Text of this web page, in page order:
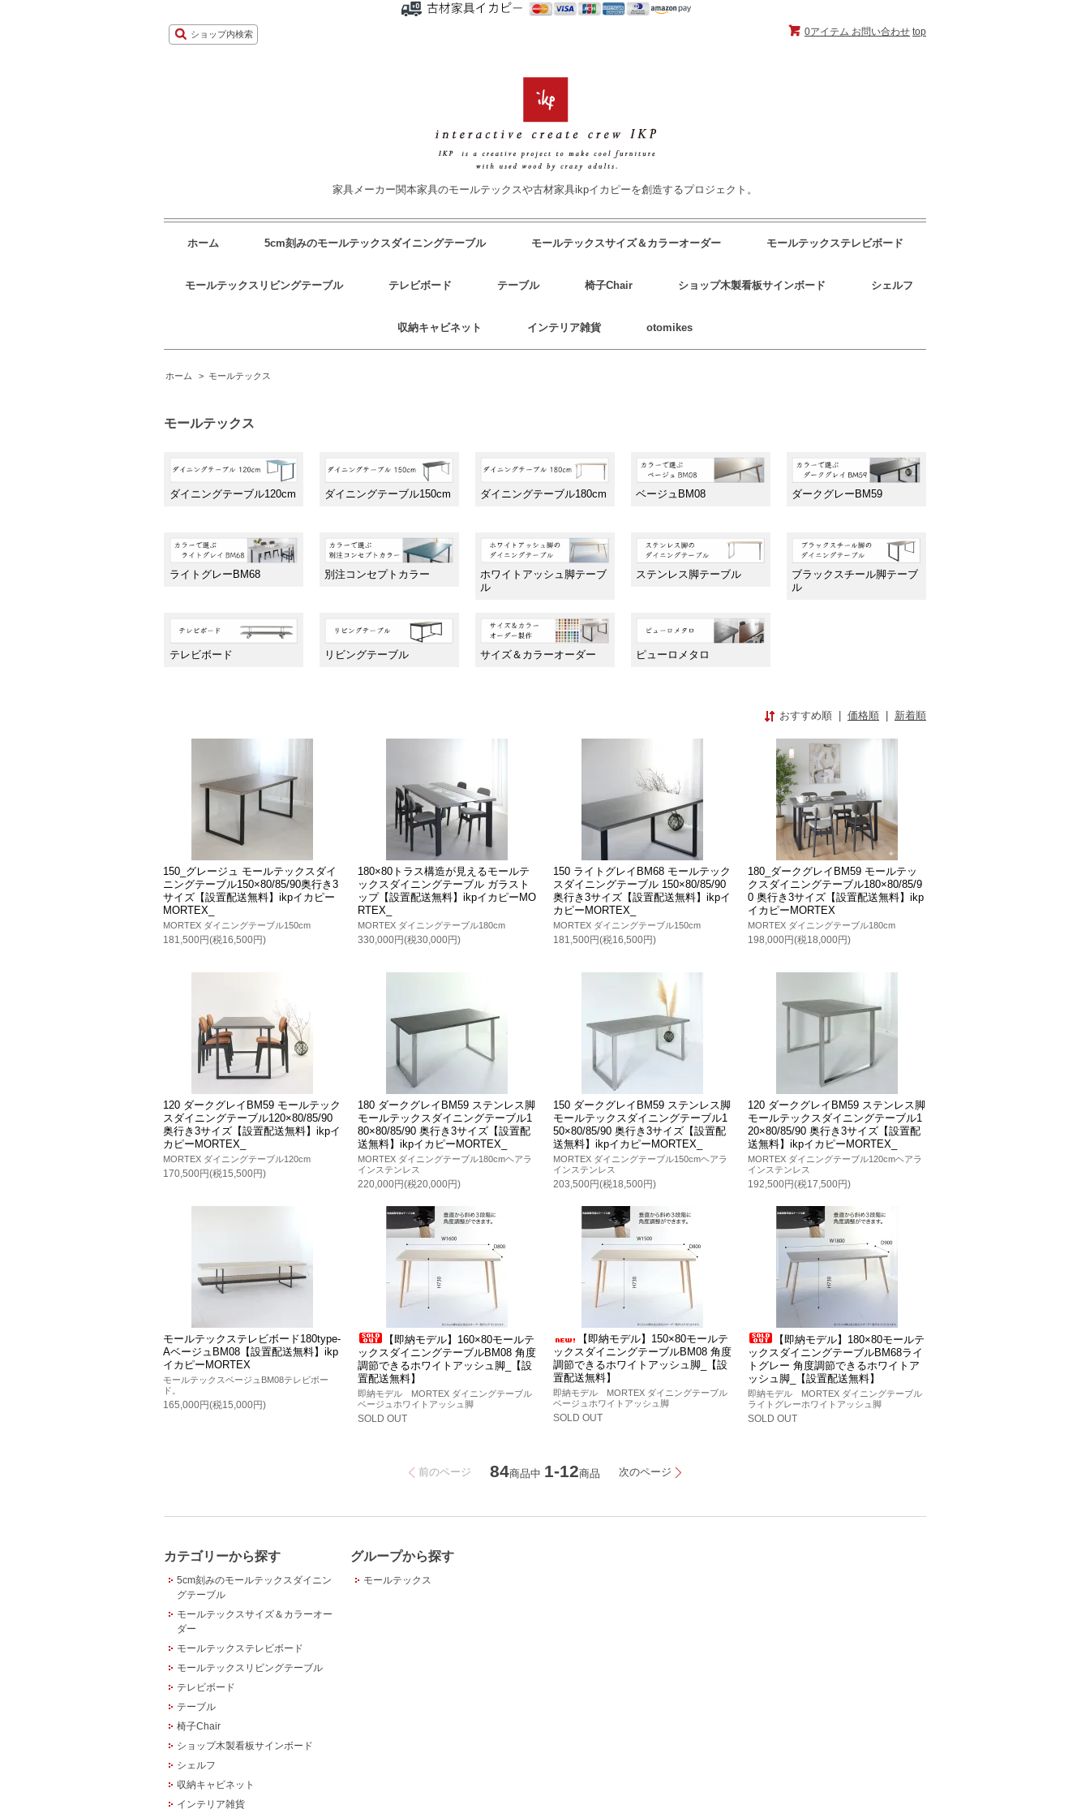
0アイテム お問い合わせ top
ショップ内検索
家具メーカー関本家具のモールテックスや古材家具ikpイカピーを創造するプロジェクト。
ホーム 5cm刻みのモールテックスダイニングテーブル モールテックスサイズ＆カラーオーダー モールテックステレビボード
モールテックスリビングテーブル テレビボード テーブル 椅子Chair ショップ木製看板サインボード シェルフ
収納キャビネット インテリア雑貨 otomikes
ホーム > モールテックス
モールテックス
ダイニングテーブル120cm ダイニングテーブル150cm ダイニングテーブル180cm ベージュBM08 ダークグレーBM59
ライトグレーBM68 別注コンセプトカラー
ホワイトアッシュ脚テーブ
ル
ステンレス脚テーブル
ブラックスチール脚テーブ
ル
テレビボード リビングテーブル サイズ＆カラーオーダー ピューロメタロ
おすすめ順 | 価格順 | 新着順
150_グレージュ モールテックスダイ
ニングテーブル150×80/85/90奥行き3
サイズ【設置配送無料】ikpイカピー
MORTEX_
MORTEX ダイニングテーブル150cm
181,500円(税16,500円)
180×80トラス構造が見えるモールテ
ックスダイニングテーブル ガラスト
ップ【設置配送無料】ikpイカピーMO
RTEX_
MORTEX ダイニングテーブル180cm
330,000円(税30,000円)
150 ライトグレイBM68 モールテック
スダイニングテーブル 150×80/85/90
奥行き3サイズ【設置配送無料】ikpイ
カピーMORTEX_
MORTEX ダイニングテーブル150cm
181,500円(税16,500円)
180_ダークグレイBM59 モールテッ
クスダイニングテーブル180×80/85/9
0 奥行き3サイズ【設置配送無料】ikp
イカピーMORTEX
MORTEX ダイニングテーブル180cm
198,000円(税18,000円)
120 ダークグレイBM59 モールテック
スダイニングテーブル120×80/85/90
奥行き3サイズ【設置配送無料】ikpイ
カピーMORTEX_
MORTEX ダイニングテーブル120cm
170,500円(税15,500円)
180 ダークグレイBM59 ステンレス脚
モールテックスダイニングテーブル1
80×80/85/90 奥行き3サイズ【設置配
送無料】ikpイカピーMORTEX_
MORTEX ダイニングテーブル180cmヘアラ
インステンレス
220,000円(税20,000円)
150 ダークグレイBM59 ステンレス脚
モールテックスダイニングテーブル1
50×80/85/90 奥行き3サイズ【設置配
送無料】ikpイカピーMORTEX_
MORTEX ダイニングテーブル150cmヘアラ
インステンレス
203,500円(税18,500円)
120 ダークグレイBM59 ステンレス脚
モールテックスダイニングテーブル1
20×80/85/90 奥行き3サイズ【設置配
送無料】ikpイカピーMORTEX_
MORTEX ダイニングテーブル120cmヘアラ
インステンレス
192,500円(税17,500円)
モールテックステレビボード180type-
AベージュBM08【設置配送無料】ikp
イカピーMORTEX
モールテックスベージュBM08テレビボー
ド。
165,000円(税15,000円)
【即納モデル】160×80モールテ
ックスダイニングテーブルBM08 角度
調節できるホワイトアッシュ脚_【設
置配送無料】
即納モデル MORTEX ダイニングテーブル
ベージュホワイトアッシュ脚
SOLD OUT
【即納モデル】150×80モールテ
ックスダイニングテーブルBM08 角度
調節できるホワイトアッシュ脚_【設
置配送無料】
即納モデル MORTEX ダイニングテーブル
ベージュホワイトアッシュ脚
SOLD OUT
【即納モデル】180×80モールテ
ックスダイニングテーブルBM68ライ
トグレー 角度調節できるホワイトア
ッシュ脚_【設置配送無料】
即納モデル MORTEX ダイニングテーブル
ライトグレーホワイトアッシュ脚
SOLD OUT
前のページ 84商品中 1-12商品 次のページ
カテゴリーから探す
5cm刻みのモールテックスダイニン
グテーブル
モールテックスサイズ＆カラーオー
ダー
モールテックステレビボード
モールテックスリビングテーブル
テレビボード
テーブル
椅子Chair
ショップ木製看板サインボード
シェルフ
収納キャビネット
インテリア雑貨
グループから探す
モールテックス